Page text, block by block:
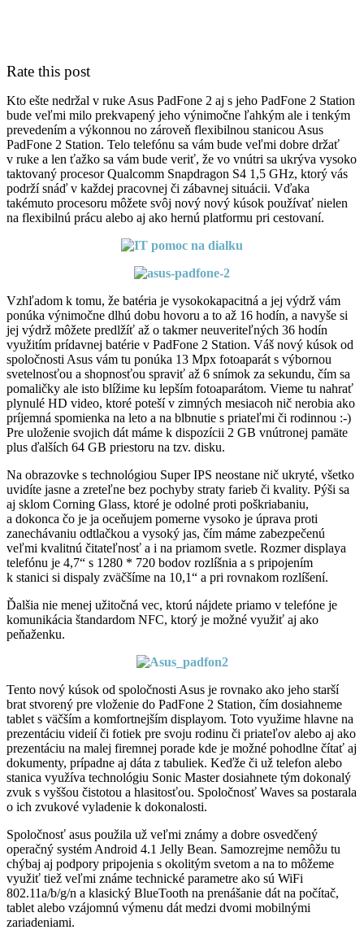
Rate this post
Kto ešte nedržal v ruke Asus PadFone 2 aj s jeho PadFone 2 Station
bude veľmi milo prekvapený jeho výnimočne ľahkým ale i tenkým
prevedením a výkonnou no zároveň flexibilnou stanicou Asus
PadFone 2 Station. Telo telefónu sa vám bude veľmi dobre držať
v ruke a len ťažko sa vám bude veriť, že vo vnútri sa ukrýva vysoko
taktovaný procesor Qualcomm Snapdragon S4 1,5 GHz, ktorý vás
podrží snáď v každej pracovnej či zábavnej situácii. Vďaka
takémuto procesoru môžete svôj nový nový kúsok používať nielen
na flexibilnú prácu alebo aj ako hernú platformu pri cestovaní.
Vzhľadom k tomu, že batéria je vysokokapacitná a jej výdrž vám
ponúka výnimočne dlhú dobu hovoru a to až 16 hodín, a navyše si
jej výdrž môžete predlžíť až o takmer neuveriteľných 36 hodín
využitím prídavnej batérie v PadFone 2 Station. Váš nový kúsok od
spoločnosti Asus vám tu ponúka 13 Mpx fotoaparát s výbornou
svetelnosťou a shopnosťou spraviť až 6 snímok za sekundu, čím sa
pomaličky ale isto blížime ku lepším fotoaparátom. Vieme tu nahrať
plynulé HD video, ktoré poteší v zimných mesiacoh nič nerobia ako
príjemná spomienka na leto a na blbnutie s priateľmi či rodinnou :-)
Pre uloženie svojich dát máme k dispozícii 2 GB vnútronej pamäte
plus ďalších 64 GB priestoru na tzv. disku.
Na obrazovke s technológiou Super IPS neostane nič ukryté, všetko
uvidíte jasne a zreteľne bez pochyby straty farieb či kvality. Pýši sa
aj sklom Corning Glass, ktoré je odolné proti poškriabaniu,
a dokonca čo je ja oceňujem pomerne vysoko je úprava proti
zanechávaniu odtlačkou a vysoký jas, čím máme zabezpečenú
veľmi kvalitnú čitateľnosť a i na priamom svetle. Rozmer displaya
telefónu je 4,7“ s 1280 * 720 bodov rozlíšnia a s pripojením
k stanici si dispaly zväčšíme na 10,1“ a pri rovnakom rozlíšení.
Ďalšia nie menej užitočná vec, ktorú nájdete priamo v telefóne je
komunikácia štandardom NFC, ktorý je možné využiť aj ako
peňaženku.
Tento nový kúsok od spoločnosti Asus je rovnako ako jeho starší
brat stvorený pre vloženie do PadFone 2 Station, čím dosiahneme
tablet s väčším a komfortnejším displayom. Toto využime hlavne na
prezentáciu videií či fotiek pre svoju rodinu či priateľov alebo aj ako
prezentáciu na malej firemnej porade kde je možné pohodlne čítať aj
dokumenty, prípadne aj dáta z tabuliek. Keďže či už telefon alebo
stanica využíva technológiu Sonic Master dosiahnete tým dokonalý
zvuk s vyššou čistotou a hlasitosťou. Spoločnosť Waves sa postarala
o ich zvukové vyladenie k dokonalosti.
Spoločnosť asus použila už veľmi známy a dobre osvedčený
operačný systém Android 4.1 Jelly Bean. Samozrejme nemôžu tu
chýbaj aj podpory pripojenia s okolitým svetom a na to môžeme
využiť tiež veľmi známe technické parametre ako sú WiFi
802.11a/b/g/n a klasický BlueTooth na prenášanie dát na počítač,
tablet alebo vzájomnú výmenu dát medzi dvomi mobilnými
zariadeniami.